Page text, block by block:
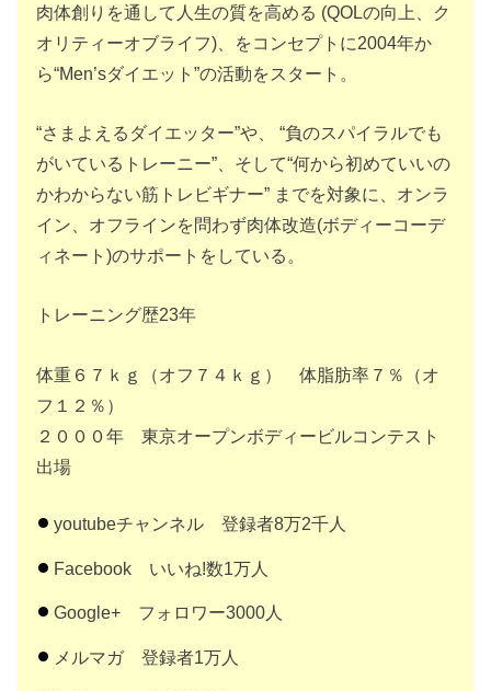
肉体創りを通して人生の質を高める (QOLの向上、ク
オリティーオブライフ)、をコンセプトに2004年か
ら“Men’sダイエット ”の活動をスタート。
“さまよえるダイエッター”や、 “負のスパイラルでも
がいているトレーニー”、そして“何から初めていいの
かわからない筋トレビギナー” までを対象に、オンラ
イン、オフラインを問わず肉体改造(ボディーコーデ
ィネート )のサポートをしている。
トレーニング歴23年
体重６７ｋｇ（オフ７４ｋｇ） 体脂肪率７％（オ
フ１２％）
２０００年 東京オープンボディービルコンテスト
出場
youtubeチャンネル 登録者8万2千人
Facebook いいね!数1万人
Google+ フォロワー3000 人
メルマガ 登録者1万人